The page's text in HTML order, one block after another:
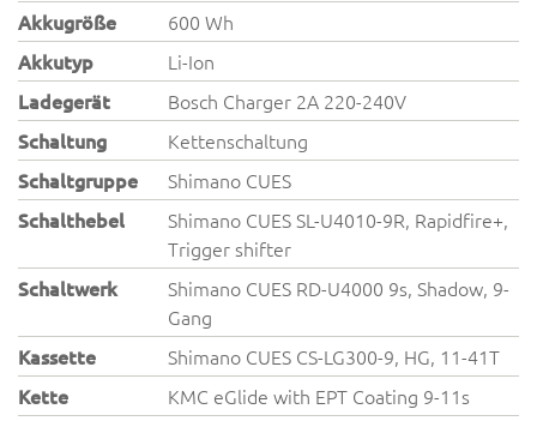
Akkugröße
600 Wh
Akkutyp
Li-Ion
Ladegerät
Bosch Charger 2A 220-240V
Schaltung
Kettenschaltung
Schaltgruppe
Shimano CUES
Schalthebel
Shimano CUES SL-U4010-9R, Rapidfire+,
Trigger shifter
Schaltwerk
Shimano CUES RD-U4000 9s, Shadow, 9-
Gang
Kassette
Shimano CUES CS-LG300-9, HG, 11-41T
Kette
KMC eGlide with EPT Coating 9-11s